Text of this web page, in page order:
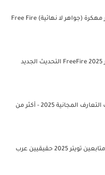
تحميل فري فاير مهكرة (جواهر لا نهائية) Free Fire
تحميل فري فاير 2025 FreeFire التحديث الجديد
أفضل تطبيقات التعارف المجانية 2025 - أكثر من
10 مواقع زيادة متابعين تويتر 2025 حقيقيين عرب